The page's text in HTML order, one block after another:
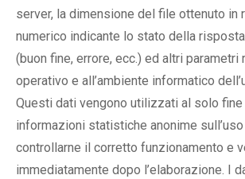
server, la dimensione del file ottenuto in
numerico indicante lo stato della
(buon fine, errore, ecc.) ed altri
operativo e all’ambiente informatico
Questi dati vengono utilizzati al solo fine
informazioni statistiche anonime
controllarne il corretto funzionamento e
immediatamente dopo l’elaborazione. I